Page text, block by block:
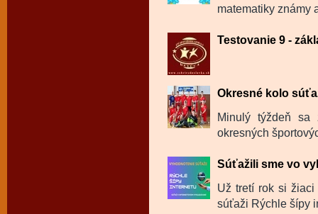
matematiky známy
Testovanie 9 -
Okresné kolo
Minulý týždeň sa
okresných
Súťažili sme vo
Už tretí rok si
súťaži Rýchle šípy